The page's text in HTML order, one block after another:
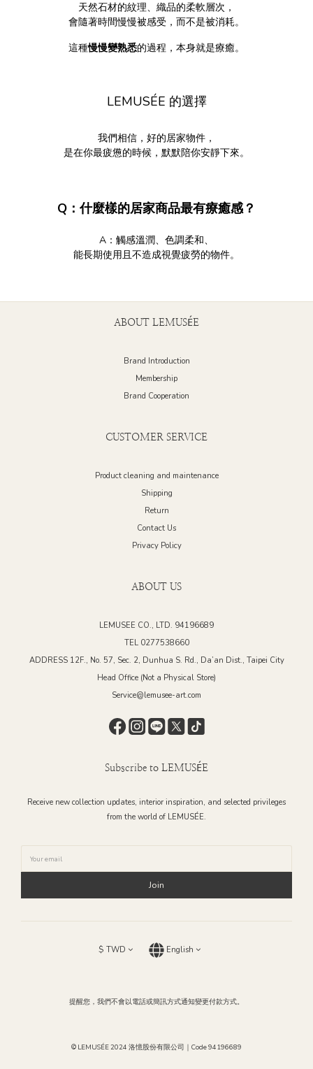
天然石材的紋理、織品的柔軟層次，
會隨著時間慢慢被感受，而不是被消耗。
這種慢慢變熟悉的過程，本身就是療癒。
LEMUSÉE 的選擇
我們相信，好的居家物件，
是在你最疲憊的時候，默默陪你安靜下來。
Q：什麼樣的居家商品最有療癒感？
A：觸感溫潤、色調柔和、
能長期使用且不造成視覺疲勞的物件。
ABOUT LEMUSÉE
Brand Introduction
Membership
Brand Cooperation
CUSTOMER SERVICE
Product cleaning and maintenance
Shipping
Return
Contact Us
Privacy Policy
ABOUT US
LEMUSEE CO., LTD. 94196689
TEL 0277538660
ADDRESS 12F., No. 57, Sec. 2, Dunhua S. Rd., Da’an Dist., Taipei City
Head Office (Not a Physical Store)
Service@lemusee-art.com
Subscribe to LEMUSÉE
Receive new collection updates, interior inspiration, and selected privileges
from the world of LEMUSÉE.
Join
$ TWD English
提醒您，我們不會以電話或簡訊方式通知變更付款方式。
© LEMUSÉE 2024 洛憶股份有限公司｜Code 94196689